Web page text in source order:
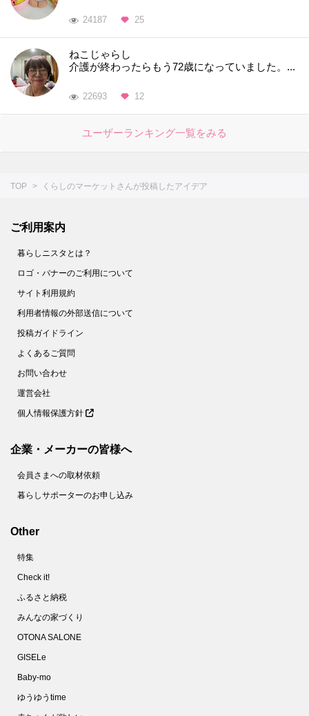
24187 25
ねこじゃらし
介護が終わったらもう72歳になっていました。...
22693 12
ユーザーランキング一覧をみる
TOP くらしのマーケットさんが投稿したアイデア
ご利用案内
暮らしニスタとは？
ロゴ・バナーのご利用について
サイト利用規約
利用者情報の外部送信について
投稿ガイドライン
よくあるご質問
お問い合わせ
運営会社
個人情報保護方針
企業・メーカーの皆様へ
会員さまへの取材依頼
暮らしサポーターのお申し込み
Other
特集
Check it!
ふるさと納税
みんなの家づくり
OTONA SALONE
GISELe
Baby-mo
ゆうゆうtime